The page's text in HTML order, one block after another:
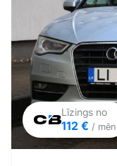
Līzings no
112 € / mēn